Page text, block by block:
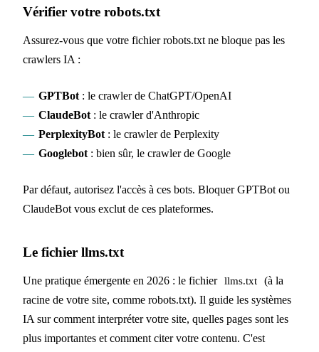
Vérifier votre robots.txt
Assurez-vous que votre fichier robots.txt ne bloque pas les
crawlers IA :
GPTBot: le crawler de ChatGPT/OpenAI
ClaudeBot: le crawler d'Anthropic
PerplexityBot: le crawler de Perplexity
Googlebot: bien sûr, le crawler de Google
Par défaut, autorisez l'accès à ces bots. Bloquer GPTBot ou
ClaudeBot vous exclut de ces plateformes.
Le fichier llms.txt
Une pratique émergente en 2026 : le fichier llms.txt
(à la
racine de votre site, comme robots.txt). Il guide les systèmes
IA sur comment interpréter votre site, quelles pages sont les
plus importantes et comment citer votre contenu. C'est